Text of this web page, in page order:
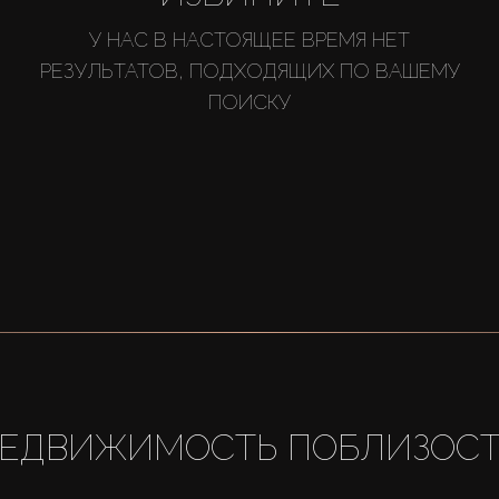
У НАС В НАСТОЯЩЕЕ ВРЕМЯ НЕТ
РЕЗУЛЬТАТОВ, ПОДХОДЯЩИХ ПО ВАШЕМУ
ПОИСКУ